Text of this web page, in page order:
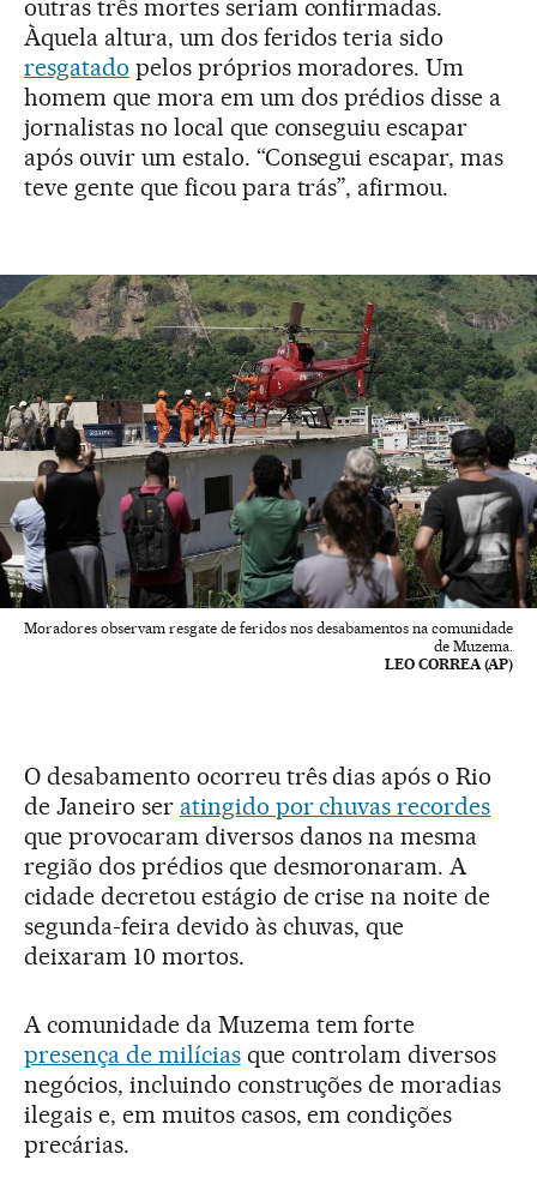
outras três mortes seriam confirmadas.
Àquela altura, um dos feridos teria sido
resgatado pelos próprios moradores. Um
homem que mora em um dos prédios disse a
jornalistas no local que conseguiu escapar
após ouvir um estalo. “Consegui escapar, mas
teve gente que ficou para trás”, afirmou.
Moradores observam resgate de feridos nos desabamentos na comunidade
de Muzema.
LEO CORREA (AP)
O desabamento ocorreu três dias após o Rio
de Janeiro ser atingido por chuvas recordes
que provocaram diversos danos na mesma
região dos prédios que desmoronaram. A
cidade decretou estágio de crise na noite de
segunda-feira devido às chuvas, que
deixaram 10 mortos.
A comunidade da Muzema tem forte
presença de milíciasque controlam diversos
negócios, incluindo construções de moradias
ilegais e, em muitos casos, em condições
precárias.